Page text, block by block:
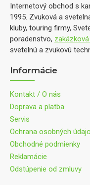
Internetový obchod s
1995. Zvuková a
kluby, touring firmy,
poradenstvo,
svetelnú a zvukovú
Informácie
Kontakt / O nás
Doprava a platba
Servis
Ochrana osobných
Obchodné podmienky
Reklamácie
Odstúpenie od zmluvy